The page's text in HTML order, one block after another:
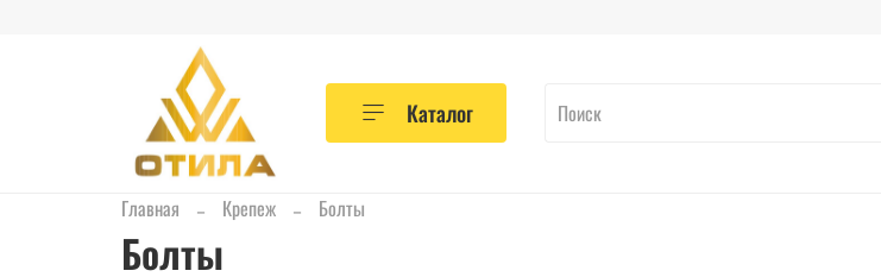
Каталог
Главная Крепеж Болты
Болты